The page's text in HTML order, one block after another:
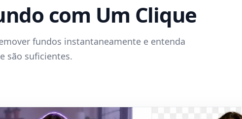
com Um Clique
fundos instantaneamente e entenda
são suficientes.